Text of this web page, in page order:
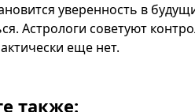
уверенность в
Астрологи советуют
еще нет.
также: